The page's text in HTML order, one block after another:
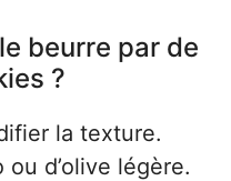
beurre par de
?
la texture.
d’olive légère.